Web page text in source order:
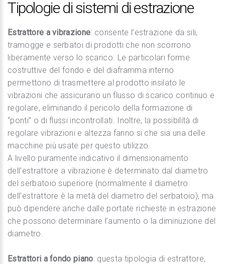
Tipologie di sistemi di estrazione
Estrattore a vibrazione: consente l’estrazione da sili,
tramogge e serbatoi di prodotti che non scorrono
liberamente verso lo scarico. Le particolari forme
costruttive del fondo e del diaframma interno
permettono di trasmettere al prodotto insilato le
vibrazioni che assicurano un flusso di scarico continuo e
regolare, eliminando il pericolo della formazione di
“ponti” o di flussi incontrollati. Inoltre, la possibilità di
regolare vibrazioni e altezza fanno si che sia una delle
macchine più usate per questo utilizzo.
A livello puramente indicativo il dimensionamento
dell’estrattore a vibrazione è determinato dal diametro
del serbatoio superiore (normalmente il diametro
dell’estrattore è la metà del diametro del serbatoio), ma
può dipendere anche dalle portate richieste in estrazione
che possono determinare l’aumento o la diminuzione del
diametro.
Estrattori a fondo piano: questa tipologia di estrattore,